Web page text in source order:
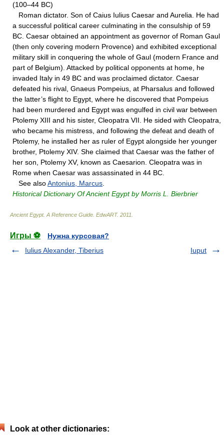
(100–44 BC)
Roman dictator. Son of Caius Iulius Caesar and Aurelia. He had
a successful political career culminating in the consulship of 59
BC. Caesar obtained an appointment as governor of Roman Gaul
(then only covering modern Provence) and exhibited exceptional
military skill in conquering the whole of Gaul (modern France and
part of Belgium). Attacked by political opponents at home, he
invaded Italy in 49 BC and was proclaimed dictator. Caesar
defeated his rival, Gnaeus Pompeius, at Pharsalus and followed
the latter’s flight to Egypt, where he discovered that Pompeius
had been murdered and Egypt was engulfed in civil war between
Ptolemy XIII and his sister, Cleopatra VII. He sided with Cleopatra,
who became his mistress, and following the defeat and death of
Ptolemy, he installed her as ruler of Egypt alongside her younger
brother, Ptolemy XIV. She claimed that Caesar was the father of
her son, Ptolemy XV, known as Caesarion. Cleopatra was in
Rome when Caesar was assassinated in 44 BC.
See alsoAntonius, Marcus
Historical Dictionary Of Ancient Egypt by Morris L. Bierbrier
Ancient Egypt. A Reference Guide EdwART. 2011
Игры ⚽
Нужна курсовая?
Iulius Alexander, Tiberius
Iuput
Look at other dictionaries: